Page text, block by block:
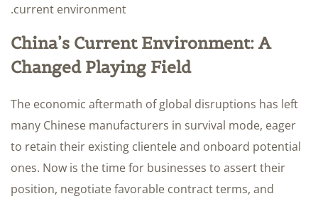
current environment.
China’s Current Environment: A
Changed Playing Field
The economic aftermath of global disruptions has left
many Chinese manufacturers in survival mode, eager
to retain their existing clientele and onboard potential
ones. Now is the time for businesses to assert their
position, negotiate favorable contract terms, and